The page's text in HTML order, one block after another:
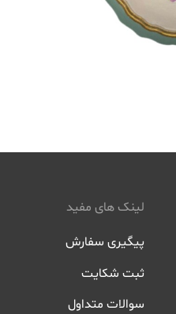
لینک های مفید
پیگیری سفارش
ثبت شکایت
سوالات متداول